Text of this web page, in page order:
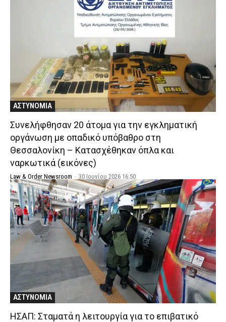
ΑΣΤΥΝΟΜΙΑ
Συνελήφθησαν 20 άτομα για την εγκληματική
οργάνωση με οπαδικό υπόβαθρο στη
Θεσσαλονίκη – Κατασχέθηκαν όπλα και
ναρκωτικά (εικόνες)
Law & Order Newsroom - 30 Ιουνίου 2026 16:50
ΑΣΤΥΝΟΜΙΑ
ΗΣΑΠ: Σταματά η λειτουργία για το επιβατικό